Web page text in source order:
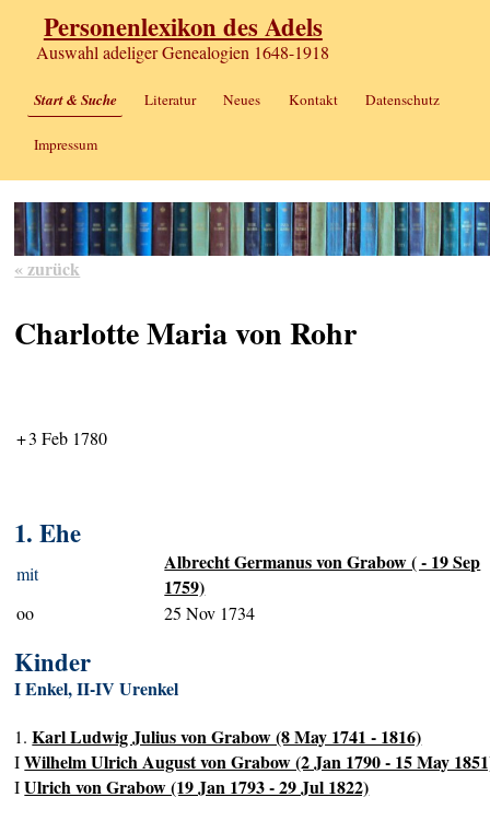
Personenlexikon des Adels
Auswahl adeliger Genealogien 1648-1918
Start & Suche Literatur Neues Kontakt Datenschutz
Impressum
« zurück
Charlotte Maria von Rohr
+3 Feb 1780
1. Ehe
mit
Albrecht Germanus von Grabow ( - 19 Sep
1759)
oo 25 Nov 1734
Kinder
I Enkel, II-IV Urenkel
1.Karl Ludwig Julius von Grabow (8 May 1741 - 1816)
IWilhelm Ulrich August von Grabow (2 Jan 1790 - 15 May
IUlrich von Grabow (19 Jan 1793 - 29 Jul 1822)